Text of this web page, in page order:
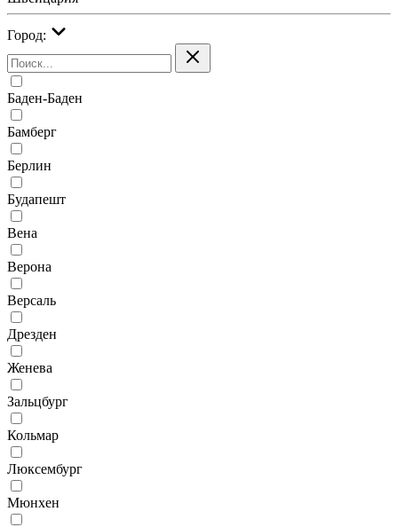
Город:
Баден-Баден
Бамберг
Берлин
Будапешт
Вена
Верона
Версаль
Дрезден
Женева
Зальцбург
Кольмар
Люксембург
Мюнхен